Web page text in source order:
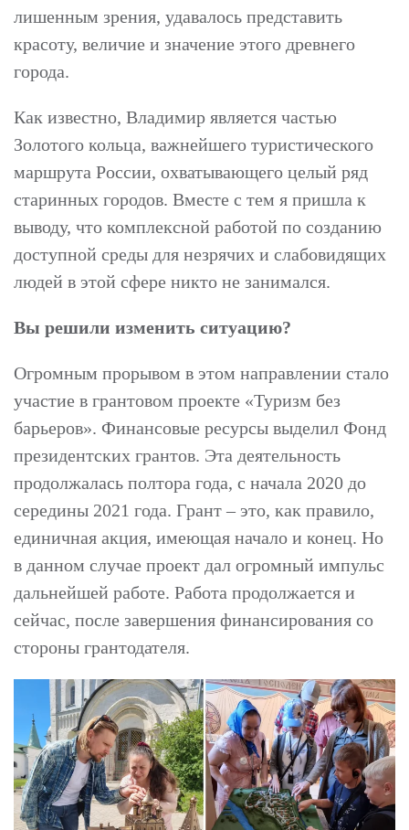
лишенным зрения, удавалось представить
красоту, величие и значение этого древнего
города.
Как известно, Владимир является частью
Золотого кольца, важнейшего туристического
маршрута России, охватывающего целый ряд
старинных городов. Вместе с тем я пришла к
выводу, что комплексной работой по созданию
доступной среды для незрячих и слабовидящих
людей в этой сфере никто не занимался.
Вы решили изменить ситуацию?
Огромным прорывом в этом направлении стало
участие в грантовом проекте «Туризм без
барьеров». Финансовые ресурсы выделил Фонд
президентских грантов. Эта деятельность
продолжалась полтора года, с начала 2020 до
середины 2021 года. Грант – это, как правило,
единичная акция, имеющая начало и конец. Но
в данном случае проект дал огромный импульс
дальнейшей работе. Работа продолжается и
сейчас, после завершения финансирования со
стороны грантодателя.